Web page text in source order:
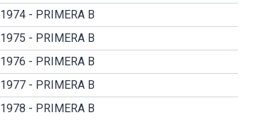
1974 - PRIMERA B
1975 - PRIMERA B
1976 - PRIMERA B
1977 - PRIMERA B
1978 - PRIMERA B